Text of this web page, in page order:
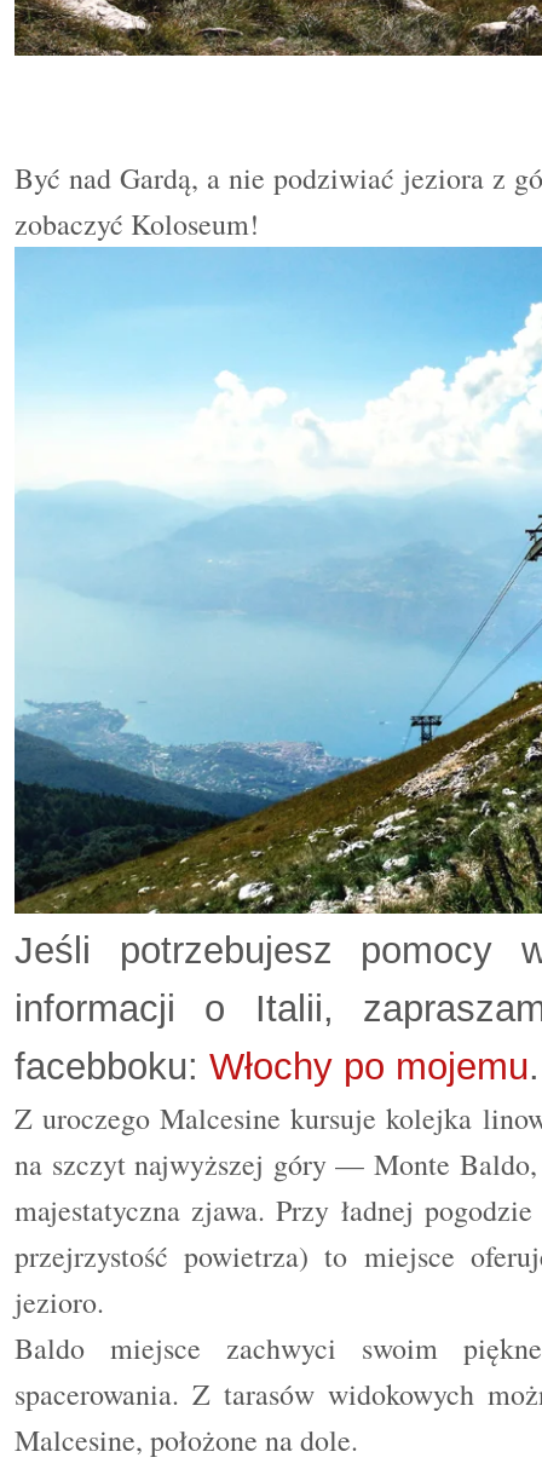
Być nad Gardą, a nie podziwiać jeziora z
zobaczyć Koloseum!
Jeśli potrzebujesz pomocy
informacji o Italii,
facebboku: Włochy po mojemu.
Z uroczego Malcesine kursuje kolejka
na szczyt najwyższej góry — Monte
majestatyczna zjawa. Przy ładnej
przejrzystość powietrza) to miejsce
jezioro.
Baldo miejsce zachwyci swoim
spacerowania. Z tarasów widokowych
Malcesine, położone na dole.